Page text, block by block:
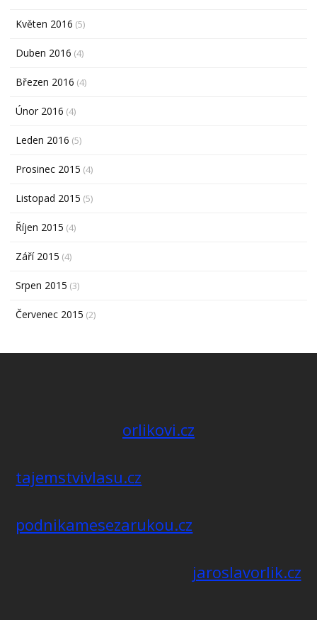
Květen 2016 (5)
Duben 2016 (4)
Březen 2016 (4)
Únor 2016 (4)
Leden 2016 (5)
Prosinec 2015 (4)
Listopad 2015 (5)
Říjen 2015 (4)
Září 2015 (4)
Srpen 2015 (3)
Červenec 2015 (2)
orlikovi.cz
tajemstvivlasu.cz
podnikamesezarukou.cz
jaroslavorlik.cz